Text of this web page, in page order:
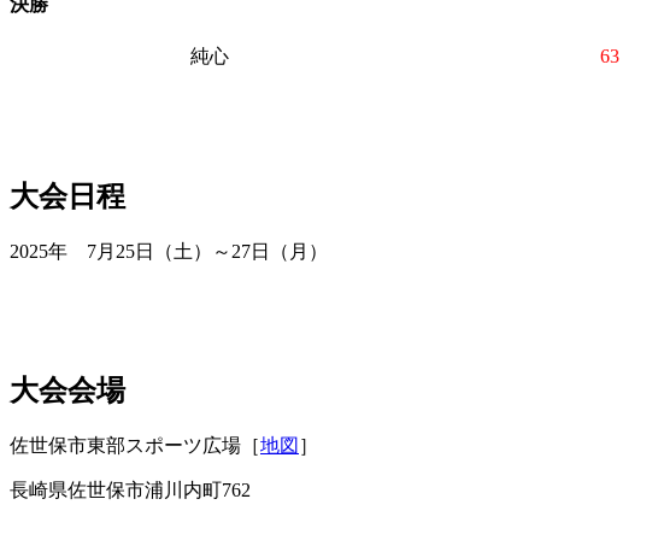
決勝
純心 63
大会日程
2025年 7月25日（土）～27日（月）
大会会場
佐世保市東部スポーツ広場［地図 ］
長崎県佐世保市浦川内町762